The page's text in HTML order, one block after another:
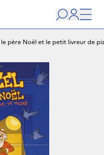
user
père Noël et le petit livreur de